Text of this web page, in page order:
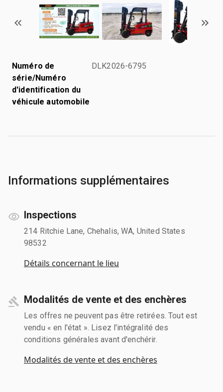
Numéro de
série/Numéro
d'identification du
véhicule automobile
DLK2026-6795
Informations supplémentaires
Inspections
214 Ritchie Lane, Chehalis, WA, United States
98532
Détails concernant le lieu
Modalités de vente et des enchères
Les offres ne peuvent pas être retirées. Tout est
vendu « en l'état ». Lisez l'intégralité des
conditions générales avant d'enchérir.
Modalités de vente et des enchères